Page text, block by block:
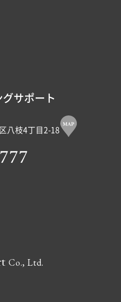
サポート
八枝4丁目2-18
Co., Ltd.